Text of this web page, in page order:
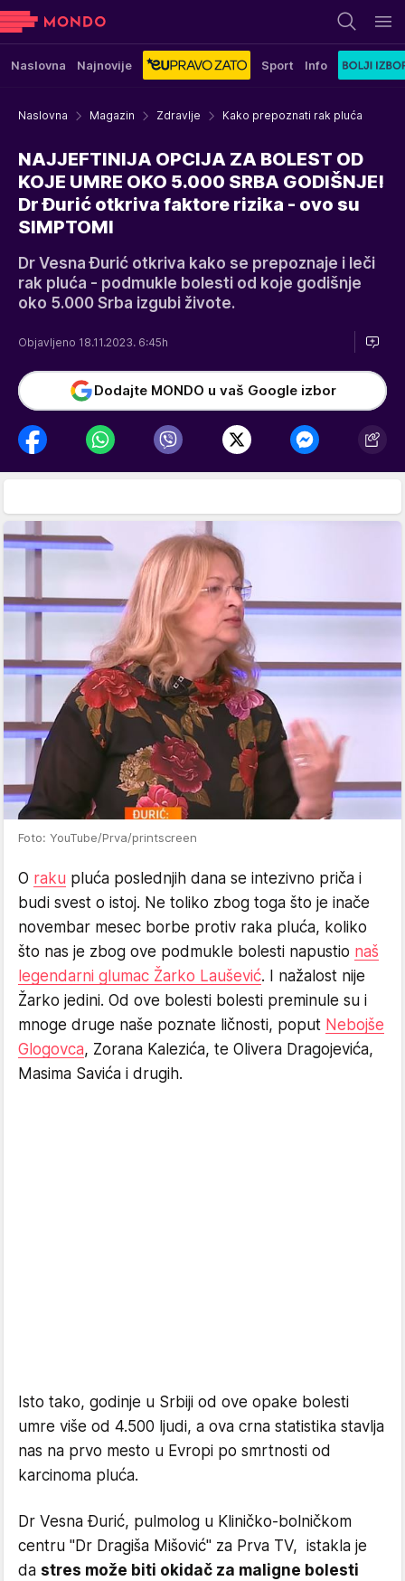
Naslovna Najnovije Sport Info
Naslovna Magazin Zdravlje Kako prepoznati rak pluća
NAJJEFTINIJA OPCIJA ZA BOLEST OD
KOJE UMRE OKO 5.000 SRBA GODIŠNJE!
Dr Đurić otkriva faktore rizika - ovo su
SIMPTOMI
Dr Vesna Đurić otkriva kako se prepoznaje i leči
rak pluća - podmukle bolesti od koje godišnje
oko 5.000 Srba izgubi živote.
Objavljeno 18.11.2023. 6:45h
Dodajte MONDO u vaš Google izbor
Foto: YouTube/Prva/printscreen
O raku pluća poslednjih dana se intezivno priča i
budi svest o istoj. Ne toliko zbog toga što je inače
novembar mesec borbe protiv raka pluća, koliko
što nas je zbog ove podmukle bolesti napustio naš
legendarni glumac Žarko Laušević. I nažalost nije
Žarko jedini. Od ove bolesti bolesti preminule su i
mnoge druge naše poznate ličnosti, poput Nebojše
Glogovca, Zorana Kalezića, te Olivera Dragojevića,
Masima Savića i drugih.
Isto tako, godinje u Srbiji od ove opake bolesti
umre više od 4.500 ljudi, a ova crna statistika stavlja
nas na prvo mesto u Evropi po smrtnosti od
karcinoma pluća.
Dr Vesna Đurić, pulmolog u Kliničko-bolničkom
centru "Dr Dragiša Mišović" za Prva TV, istakla je
da stres može biti okidač za maligne bolesti